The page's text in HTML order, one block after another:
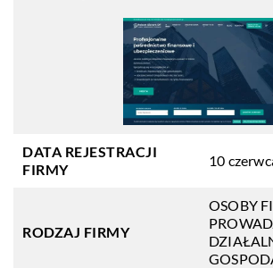
DATA REJESTRACJI
FIRMY
10
RODZAJ FIRMY
OSOBY